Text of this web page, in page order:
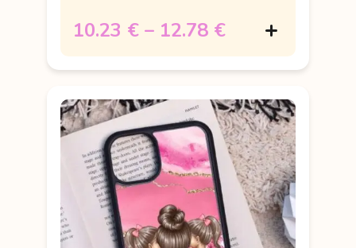
10.23 € – 12.78 €